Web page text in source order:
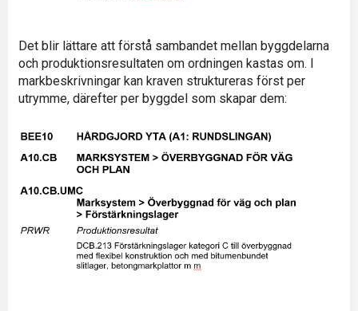
Det blir lättare att förstå sambandet mellan byggdelarna
och produktionsresultaten om ordningen kastas om. I
markbeskrivningar kan kraven struktureras först per
utrymme, därefter per byggdel som skapar dem: